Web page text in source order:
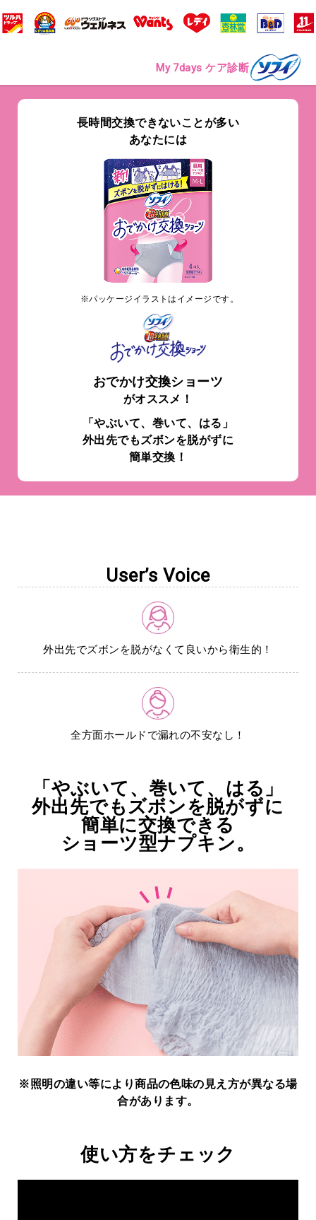
My 7days ケア診断
長時間交換できないことが多い
あなたには
※パッケージイラストはイメージです。
おでかけ交換ショーツ
がオススメ！
「やぶいて、巻いて、はる」
外出先でもズボンを脱がずに
簡単交換！
User’s Voice
外出先でズボンを脱がなくて良いから衛生的！
全方面ホールドで漏れの不安なし！
「やぶいて、巻いて、はる」
外出先でもズボンを脱がずに
簡単に交換できる
ショーツ型ナプキン。
※照明の違い等により商品の色味の見え方が異なる場
合があります。
使い方をチェック